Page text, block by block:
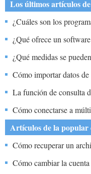
Los últimos artículos
¿Cuáles son los
datos mediante la
de registros de datos?
¿Qué ofrece un
sus usuarios?
¿Qué medidas se
actualización perdida en
Cómo importar datos
La función de consulta
relacionales
Cómo conectarse a
Artículos de la
Cómo recuperar un
Cómo cambiar la